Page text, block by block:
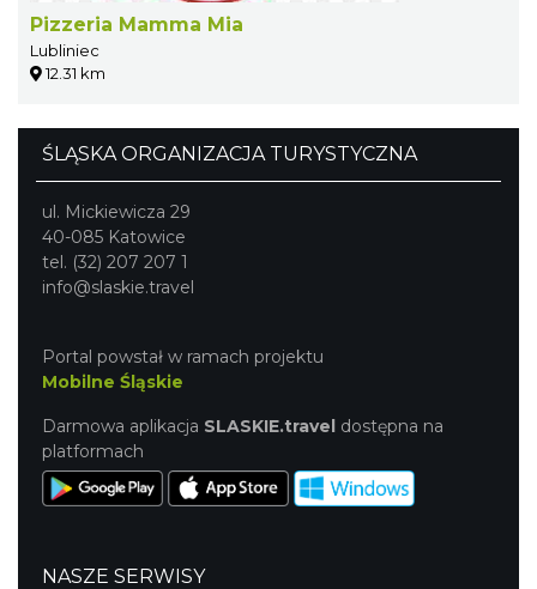
Pizzeria Mamma Mia
Lubliniec
12.31 km
ŚLĄSKA ORGANIZACJA TURYSTYCZNA
ul. Mickiewicza 29
40-085 Katowice
tel. (32) 207 207 1
info@slaskie.travel
Portal powstał w ramach projektu
Mobilne Śląskie
Darmowa aplikacja SLASKIE.travel dostępna na
platformach
NASZE SERWISY